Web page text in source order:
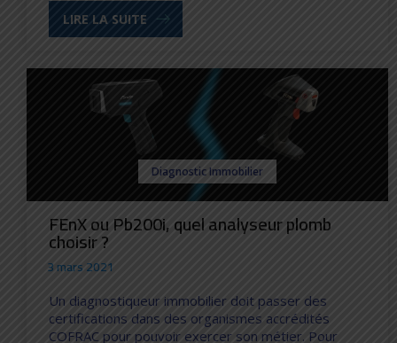
LIRE LA SUITE
Diagnostic Immobilier
FEnX ou Pb200i, quel analyseur plomb
choisir ?
3 mars 2021
Un diagnostiqueur immobilier doit passer des
certifications dans des organismes accrédités
COFRAC pour pouvoir exercer son métier. Pour